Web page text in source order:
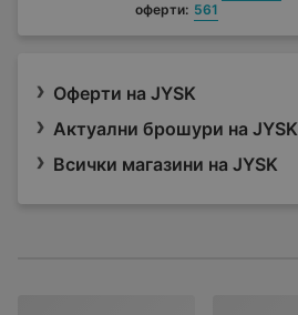
оферти: 561
Оферти на JYSK
Актуални брошури на JYSK
Всички магазини на JYSK